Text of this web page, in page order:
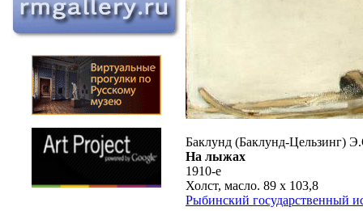
Баклунд (Баклунд-Цельзинг)
На лыжах
1910-е
Холст, масло. 89 x 103,8
Рыбинский государственный